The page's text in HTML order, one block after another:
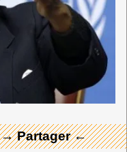
→ Partager ←
← Merci ! →